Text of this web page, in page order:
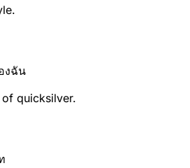
งฉัน
quicksilver.